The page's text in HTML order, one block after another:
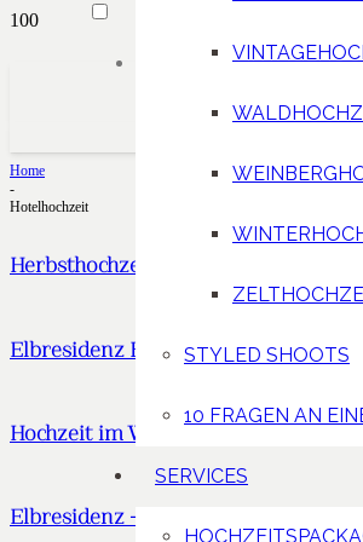
STYLED SHOOTS
10 FRAGEN AN
SERVICES
Home
-
Hotelhochzeit
Herbsthochzeit in Radebeul – T&C
Elbresidenz Bad Schandau – J&J
Hochzeit im Westin Bellevue – C&L
Elbresidenz – Styled Shoot